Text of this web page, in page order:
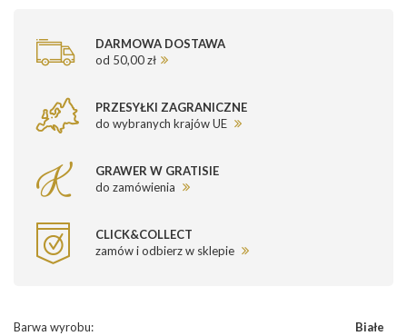
DARMOWA DOSTAWA
od 50,00 zł
PRZESYŁKI ZAGRANICZNE
do wybranych krajów UE
GRAWER W GRATISIE
do zamówienia
CLICK&COLLECT
zamów i odbierz w sklepie
Barwa wyrobu: Białe